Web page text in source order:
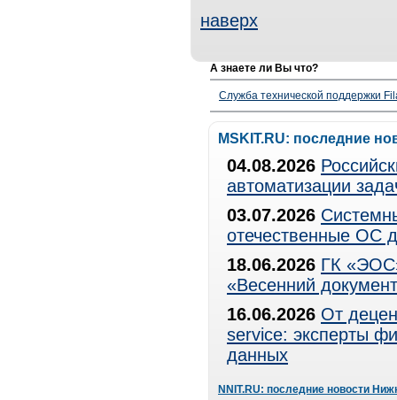
наверх
А знаете ли Вы что?
Служба технической поддержки
MSKIT.RU: последние
04.08.2026
автоматизации
03.07.2026
отечественные ОС
18.06.2026 ГК
«Весенний
16.06.2026 От
service: эксперты
данных
NNIT.RU: последние новости